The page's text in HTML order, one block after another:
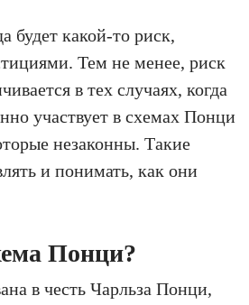
будет какой-то риск,
Тем не менее, риск
в тех случаях, когда
участвует в схемах Понци
незаконны. Такие
и понимать, как они
Понци?
в честь Чарльза Понци,